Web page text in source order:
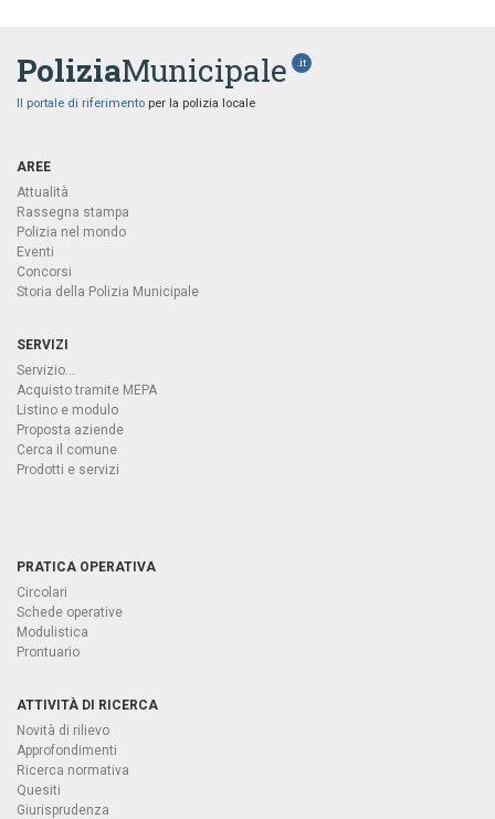
PoliziaMunicipale .it
Il portale di riferimento per la polizia locale
AREE
Attualità
Rassegna stampa
Polizia nel mondo
Eventi
Concorsi
Storia della Polizia Municipale
SERVIZI
Servizio...
Acquisto tramite MEPA
Listino e modulo
Proposta aziende
Cerca il comune
Prodotti e servizi
PRATICA OPERATIVA
Circolari
Schede operative
Modulistica
Prontuario
ATTIVITÀ DI RICERCA
Novità di rilievo
Approfondimenti
Ricerca normativa
Quesiti
Giurisprudenza